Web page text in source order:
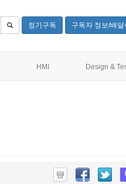
정기구독 구독자 정보/배달
HMI Design &